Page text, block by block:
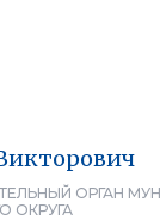
ОРГАН
ОКРУГА